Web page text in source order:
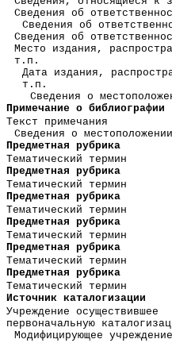
Сведения об
Сведения об
Сведения об
Место издания,
т.п.
Дата издания,
т.п.
Сведения о
Примечание о библиографии
Текст примечания
Сведения о местоположении
Предметная рубрика
Тематический термин
Предметная рубрика
Тематический термин
Предметная рубрика
Тематический термин
Предметная рубрика
Тематический термин
Предметная рубрика
Тематический термин
Предметная рубрика
Тематический термин
Источник каталогизации
Учреждение осуществившее
первоначальную
Модифицирующее учреждение